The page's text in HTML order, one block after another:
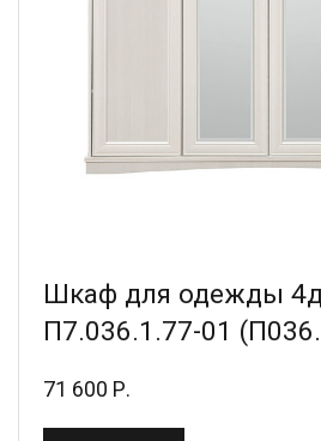
Шкаф для одежды 4д
П7.036.1.77-01
71 600 Р.